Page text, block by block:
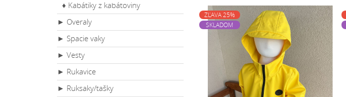
♦ Kabátiky z kabátoviny
► Overaly
► Spacie vaky
► Vesty
► Rukavice
► Ruksaky/tašky
ZĽAVA 25%
SKLADOM